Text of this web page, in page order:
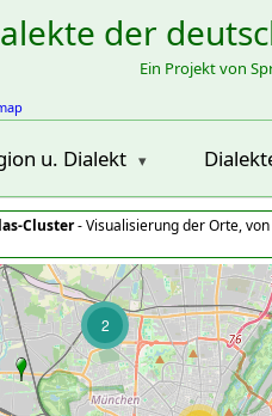
der
Ein Projekt von
u. Dialekt
Cluster- Visualisierung der Orte,
2